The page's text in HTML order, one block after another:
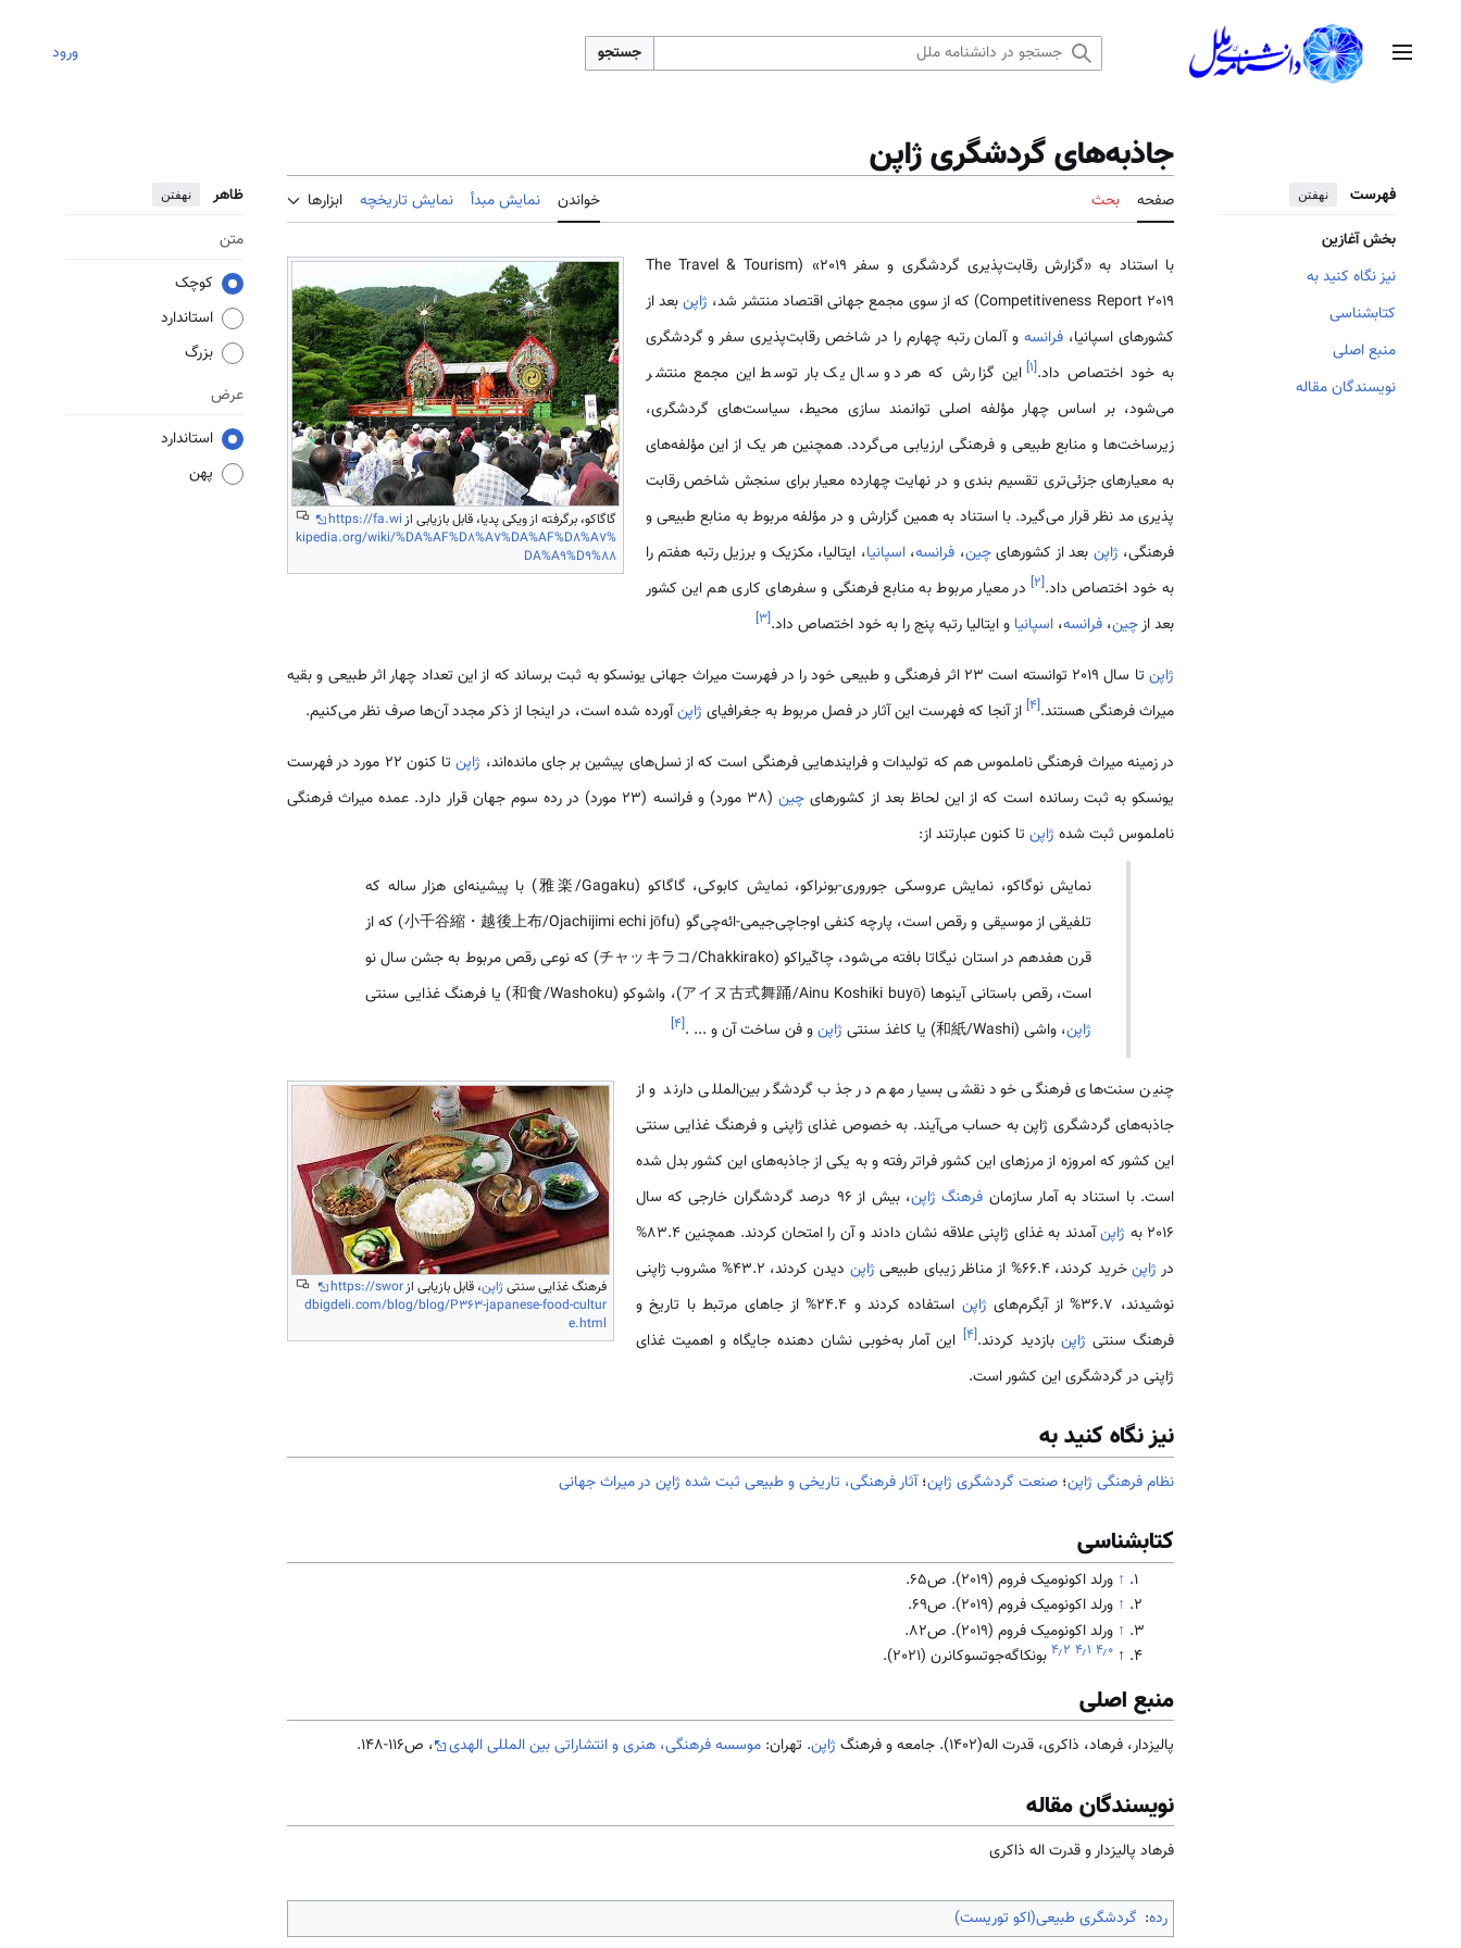
منوی اصلی جستجو ورود
فهرست نهفتن
بخش آغازین
نیز نگاه کنید به
کتابشناسی
منبع اصلی
نویسندگان مقاله
جاذبه‌های گردشگری ژاپن
صفحه بحث خواندن نمایش مبدأ نمایش تاریخچه ابزارها ظاهر نهفتن
متن
کوچک
استاندارد
بزرگ
عرض
استاندارد
پهن
گاگاکو، برگرفته از ویکی پدیا، قابل بازیابی از https://fa.wi
kipedia.org/wiki/%DA%AF%D8%A7%DA%AF%D8%A7%
DA%A9%D9%88
با استناد به «گزارش رقابت‌پذیری گردشگری و سفر 2019» (The Travel & Tourism
Competitiveness Report 2019) که از سوی مجمع جهانی اقتصاد منتشر شد،
ژاپنبعد از
کشورهای اسپانیا، فرانسهو آلمان رتبه چهارم را در شاخص رقابت‌پذیری سفر و گردشگری
به خود اختصاص داد.[۱] این گزارش که هر دو سال یک بار توسط این مجمع منتشر
می‌شود، بر اساس چهار مؤلفه اصلی توانمند سازی محیط، سیاست‌های گردشگری،
زیرساخت‌ها و منابع طبیعی و فرهنگی ارزیابی می‌گردد. همچنین هر یک از این مؤلفه‌های
به معیارهای جزئی‌تری تقسیم بندی و در نهایت چهارده معیار برای سنجش شاخص رقابت
پذیری مد نظر قرار می‌گیرد. با استناد به همین گزارش و در مؤلفه مربوط به منابع طبیعی و
فرهنگی، ژاپن بعد از کشورهایچین، فرانسه،اسپانیا، ایتالیا، مکزیک و برزیل رتبه هفتم را
به خود اختصاص داد.[۲] در معیار مربوط به منابع فرهنگی و سفرهای کاری هم این کشور
بعد ازچین، فرانسه، اسپانیا و ایتالیا رتبه پنج را به خود اختصاص داد.[۳]
ژاپن
تا سال 2019 توانسته است 23 اثر فرهنگی و طبیعی خود را در فهرست میراث جهانی یونسکو به ثبت برساند که از این تعداد چهار اثر طبیعی و بقیه
میراث فرهنگی هستند.[۴] از آنجا که فهرست این آثار در فصل مربوط به جغرافیای ژاپنآورده شده است، در اینجا از ذکر مجدد آن‌ها صرف نظر می‌کنیم.
در زمینه میراث فرهنگی نا‌ملموس هم که تولیدات و فرایندهایی فرهنگی است که از نسل‌های پیشین بر جای مانده‌اند، ژاپن
تا کنون 22 مورد در فهرست
یونسکو به ثبت رسانده است که از این لحاظ بعد از کشورهای چین
(38 مورد) و فرانسه (23 مورد) در رده سوم جهان قرار دارد. عمده میراث فرهنگی
نا‌ملموس ثبت شده ژاپن تا کنون عبارتند از:
نمایش نوگاکو، نمایش عروسکی جوروری-بونراکو، نمایش کابوکی، گاگاکو (雅楽/Gagaku) با پیشینه‌ای هزار ساله که
تلفیقی از موسیقی و رقص است، پارچه کنفی اوجاچی‌جیمی-ائه‌چی‌گو (小千谷縮・越後上布/Ojachijimi echi jōfu) که از
قرن هفدهم در استان نیگاتا بافته می‌شود، چا‌کّیراکو (チャッキラコ/Chakkirako) که نوعی رقص مربوط به جشن سال نو
است، رقص باستانی آینوها (アイヌ古式舞踊/Ainu Koshiki buyō)، واشوکو (和食/Washoku) یا فرهنگ غذایی سنتی
ژاپن، واشی (和紙/Washi) یا کاغذ سنتی ژاپنو فن ساخت آن و ... .[۴]
فرهنگ غذایی سنتیژاپن، قابل بازیابی ازhttps://swor
dbigdeli.com/blog/blog/P363-japanese-food-cultur
e.html
چنین سنت‌های فرهنگی خود نقشی بسیار مهم در جذب گردشگر بین‌المللی دارند و از
جاذبه‌های گردشگری ژاپن به حساب می‌آیند. به خصوص غذای ژاپنی و فرهنگ غذایی سنتی
این کشور که امروزه از مرزهای این کشور فراتر رفته و به یکی از جاذبه‌های این کشور بدل شده
است. با استناد به آمار سازمان فرهنگ ژاپن
، بیش از 96 درصد گردشگران خارجی که سال
2016 به
ژاپن
آمدند به غذای ژاپنی علاقه نشان دادند و آن را امتحان کردند. همچنین 83.4%
در ژاپنخرید کردند، 66.4% از مناظر زیبای طبیعی ژاپن
دیدن کردند، 43.2% مشروب ژاپنی
نوشیدند، 36.7% از آبگرم‌های
ژاپن
استفاده کردند و 24.4% از جاهای مرتبط با تاریخ و
فرهنگ سنتی ژاپن بازدید کردند.[۴] این آمار به‌خوبی نشان دهنده جایگاه و اهمیت غذای
ژاپنی در گردشگری این کشور است.
نیز نگاه کنید به
نظام فرهنگی ژاپن؛ صنعت گردشگری ژاپن؛آثار فرهنگی، تاريخی و طبيعی ثبت شده ژاپن در ميراث جهانی
کتابشناسی
↑ ورلد اکونومیک فروم (2019). ص65.
↑ ورلد اکونومیک فروم (2019). ص69.
↑ ورلد اکونومیک فروم (2019). ص82.
↑ ۴٫۰ ۴٫۱ ۴٫۲ بونکاگه‌جوتسوکانرن (2021).
منبع اصلی
پالیزدار، فرهاد، ذاکری، قدرت اله(1402). جامعه و فرهنگ ژاپن. تهران: موسسه فرهنگی، هنری و انتشاراتی بین المللی الهدی ، ص116-148.
نویسندگان مقاله
فرهاد پالیزدار و قدرت اله ذاکری
رده: گردشگری طبیعی(اکو توریست)